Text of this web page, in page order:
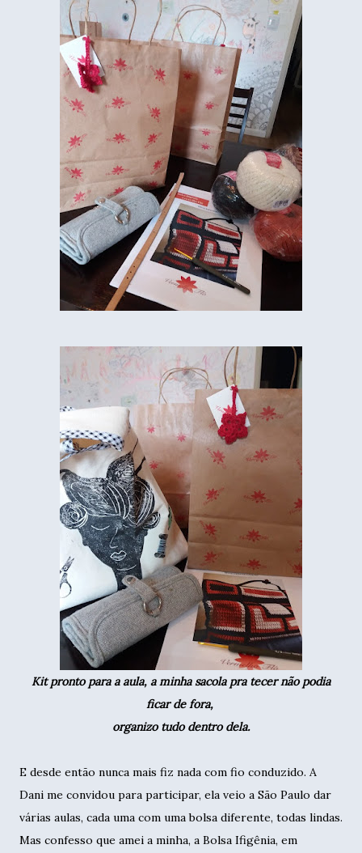
Kit pronto para a aula, a minha sacola pra tecer não podia
ficar de fora,
organizo tudo dentro dela.
E desde então nunca mais fiz nada com fio conduzido. A
Dani me convidou para participar, ela veio a São Paulo dar
várias aulas, cada uma com uma bolsa diferente, todas lindas.
Mas confesso que amei a minha, a Bolsa Ifigênia, em